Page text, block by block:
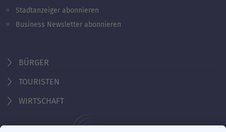
Stadtanzeiger abonnieren
Business Newsletter abonnieren
BÜRGER
TOURISTEN
WIRTSCHAFT